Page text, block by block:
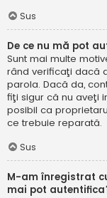
Sus
De ce nu mă pot
Sunt mai multe
rând verificaţi dacă
parola. Dacă da,
fiţi sigur că nu aveţi
posibil ca
ce trebuie reparată.
Sus
M-am înregistrat
mai pot